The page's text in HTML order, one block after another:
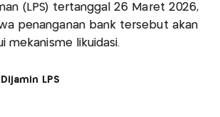
(LPS) tertanggal 26 Maret 2026,
penanganan bank tersebut akan
mekanisme likuidasi.
LPS